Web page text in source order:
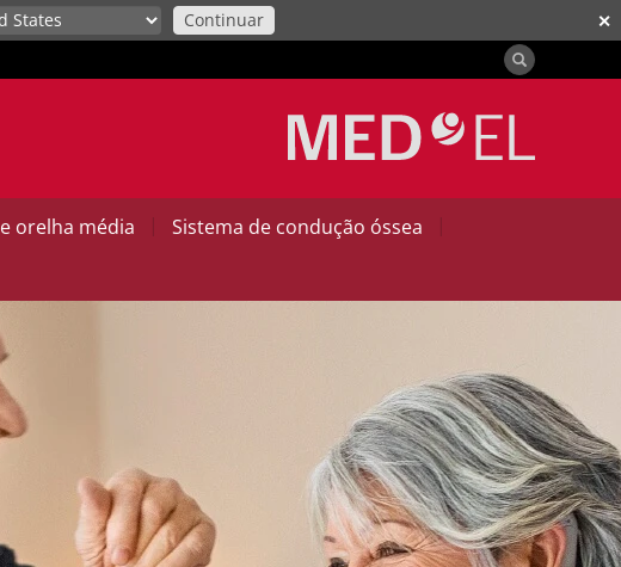
✕
Continuar
orelha média | Sistema de condução óssea
|